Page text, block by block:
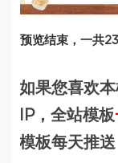
预览结束，一共
如果您喜欢
IP，全站模板
模板每天推送